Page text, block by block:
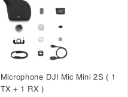
Microphone DJI Mic Mini 2S ( 1
TX + 1 RX )